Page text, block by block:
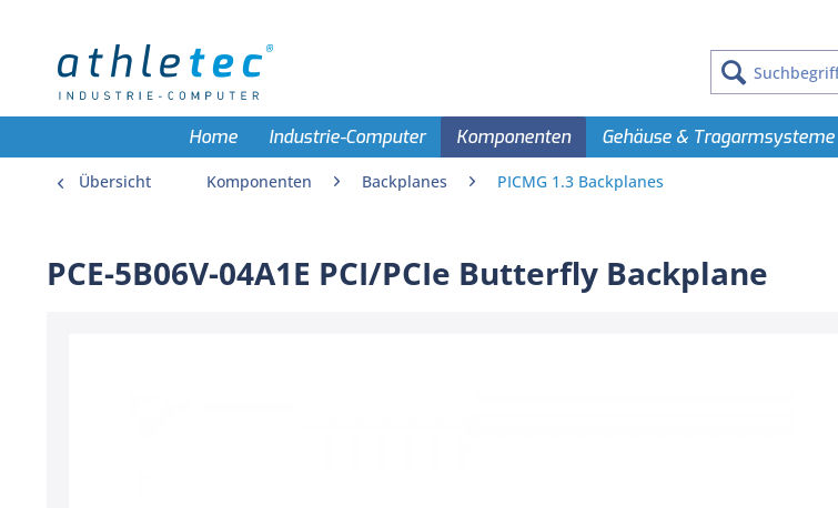
Home Industrie-Computer Komponenten Gehäuse & Tragarmsysteme
Übersicht Komponenten Backplanes PICMG 1.3 Backplanes
PCE-5B06V-04A1E PCI/PCIe Butterfly Backplane